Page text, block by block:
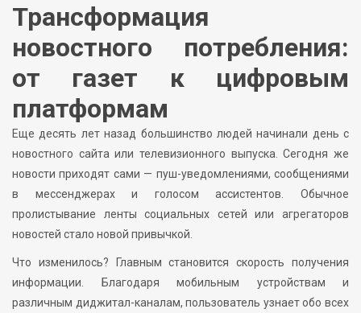
Трансформация
новостного потребления:
от газет к цифровым
платформам
Еще десять лет назад большинство людей начинали день с
новостного сайта или телевизионного выпуска. Сегодня же
новости приходят сами — пуш-уведомлениями, сообщениями
в мессенджерах и голосом ассистентов. Обычное
пролистывание ленты социальных сетей или агрегаторов
новостей стало новой привычкой.
Что изменилось? Главным становится скорость получения
информации. Благодаря мобильным устройствам и
различным диджитал-каналам, пользователь узнает обо всех